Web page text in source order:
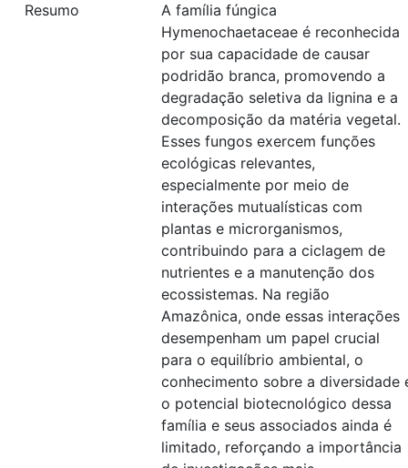
Resumo
A família fúngica
Hymenochaetaceae é reconhecida
por sua capacidade de causar
podridão branca, promovendo a
degradação seletiva da lignina e a
decomposição da matéria vegetal.
Esses fungos exercem funções
ecológicas relevantes,
especialmente por meio de
interações mutualísticas com
plantas e microrganismos,
contribuindo para a ciclagem de
nutrientes e a manutenção dos
ecossistemas. Na região
Amazônica, onde essas interações
desempenham um papel crucial
para o equilíbrio ambiental, o
conhecimento sobre a diversidade
o potencial biotecnológico dessa
família e seus associados ainda é
limitado, reforçando a importância